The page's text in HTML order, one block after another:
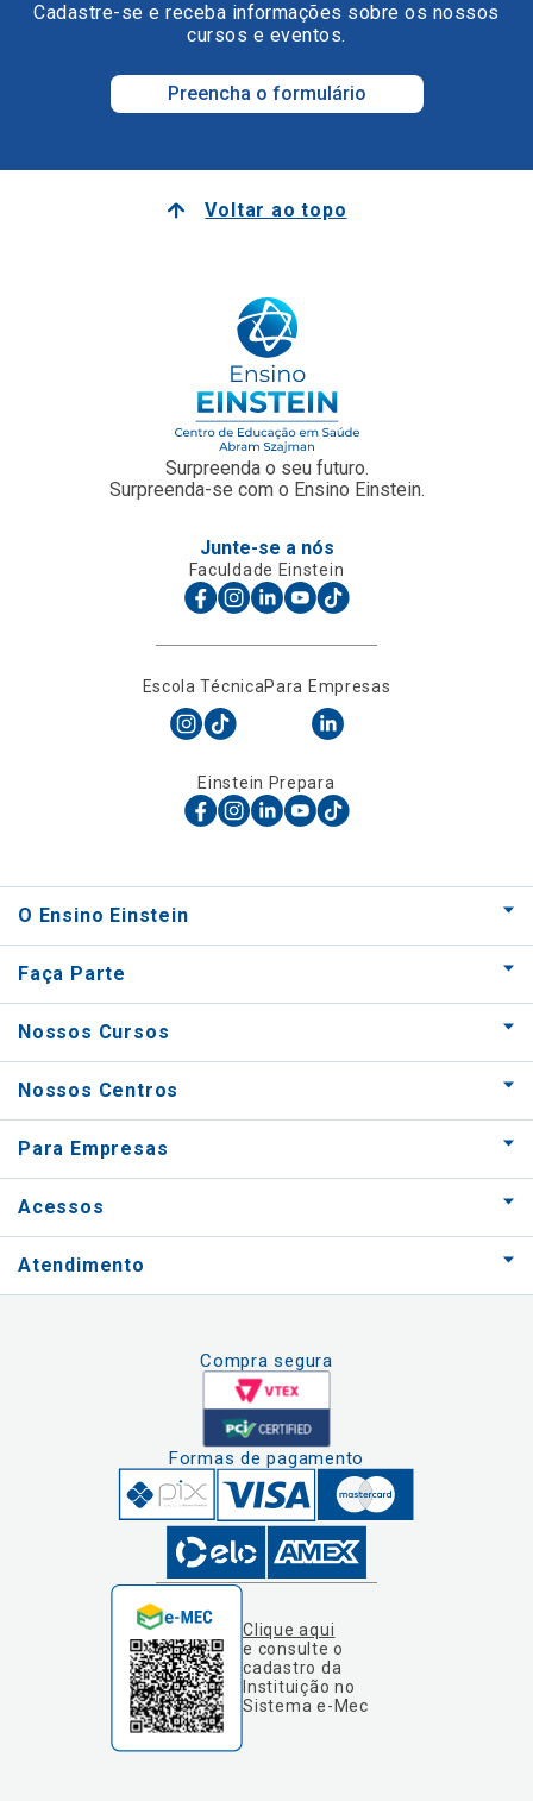
Cadastre-se e receba informações sobre os nossos
cursos e eventos.
Preencha o formulário
Voltar ao topo
Surpreenda o seu futuro.
Surpreenda-se com o Ensino Einstein.
Junte-se a nós
Faculdade Einstein
Escola TécnicaPara Empresas
Einstein Prepara
O Ensino Einstein
Faça Parte
Nossos Cursos
Nossos Centros
Para Empresas
Acessos
Atendimento
Compra segura
Formas de pagamento
Clique aqui
e consulte o
cadastro da
Instituição no
Sistema e-Mec